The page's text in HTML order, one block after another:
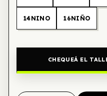
14NINO 16NIÑO
CHEQUEÁ EL